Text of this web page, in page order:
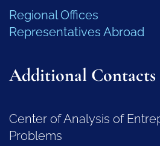
Regional Offices
Representatives Abroad
Additional Contacts
Center of Analysis of
Problems